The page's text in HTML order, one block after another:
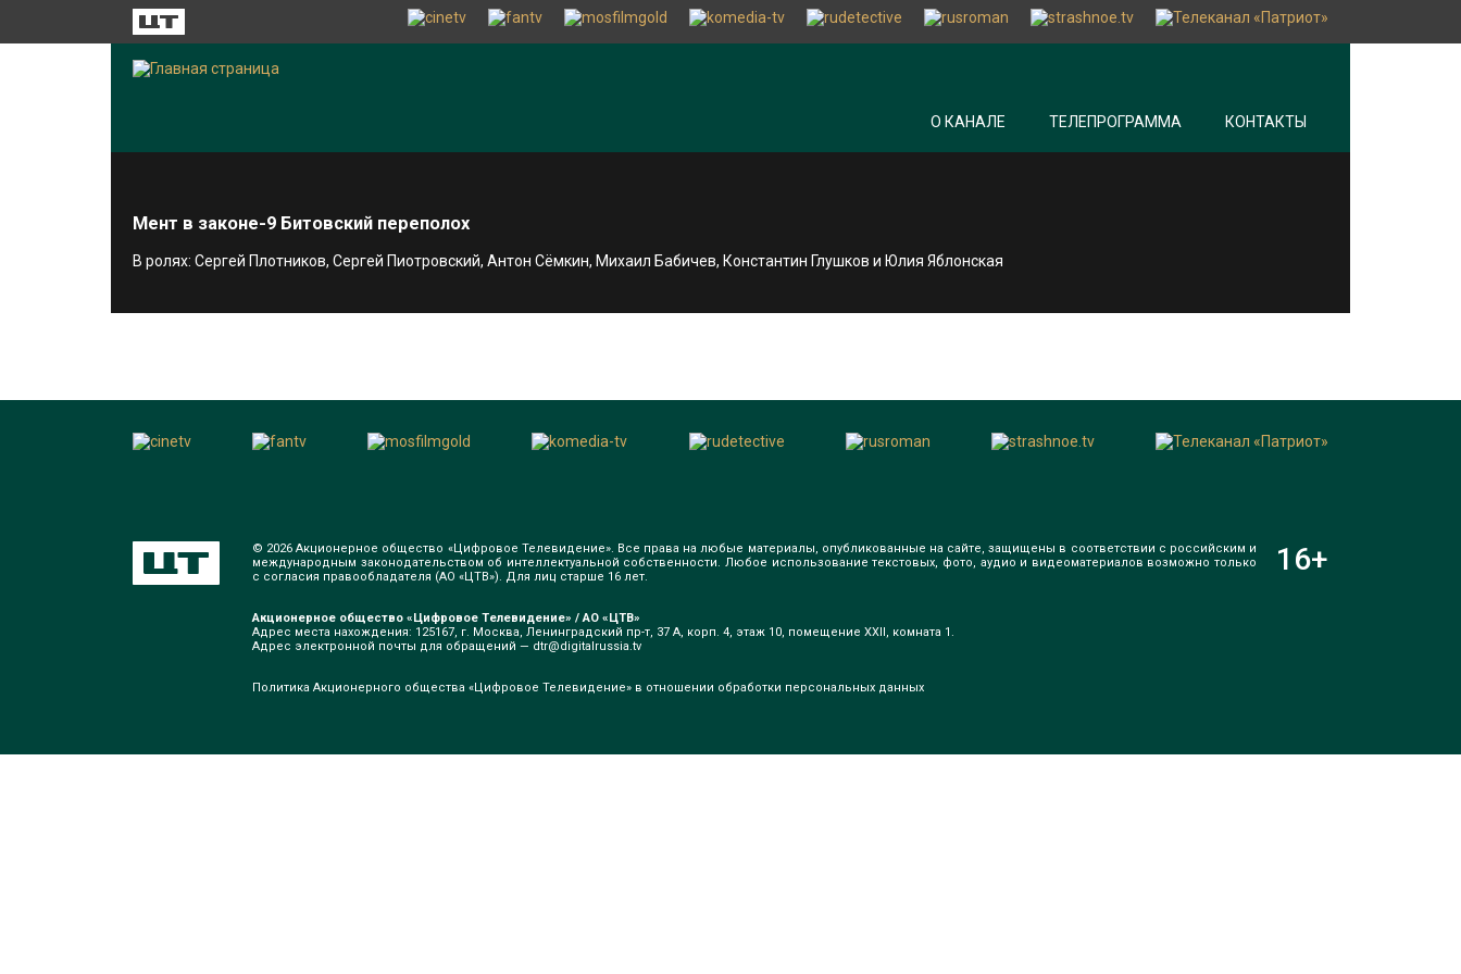
О КАНАЛЕ ТЕЛЕПРОГРАММА КОНТАКТЫ
Мент в законе-9 Битовский переполох
В ролях: Сергей Плотников, Сергей Пиотровский, Антон Сёмкин, Михаил Бабичев, Константин Глушков и Юлия Яблонская
© 2026 Акционерное общество «Цифровое Телевидение». Все права на любые материалы, опубликованные на сайте, защищены в соответствии с российским и
международным законодательством об интеллектуальной собственности. Любое использование текстовых, фото, аудио и видеоматериалов возможно только
с согласия правообладателя (АО «ЦТВ»). Для лиц старше 16 лет.
Акционерное общество «Цифровое Телевидение» / АО «ЦТВ»
Адрес места нахождения: 125167, г. Москва, Ленинградский пр-т, 37 А, корп. 4, этаж 10, помещение XXII, комната 1.
Адрес электронной почты для обращений — dtr@digitalrussia.tv
Политика Акционерного общества «Цифровое Телевидение» в отношении обработки персональных данных
16+